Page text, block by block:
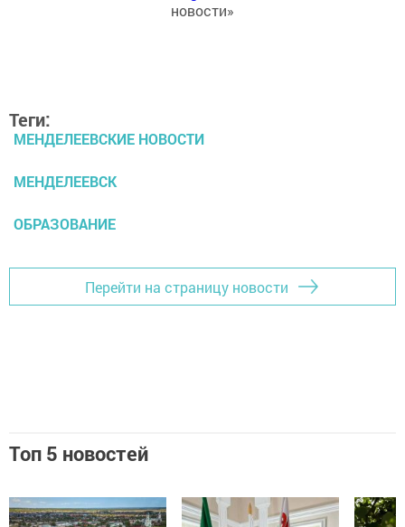
новости»
Теги:
МЕНДЕЛЕЕВСКИЕ НОВОСТИ
МЕНДЕЛЕЕВСК
ОБРАЗОВАНИЕ
Перейти на страницу новости
Топ 5 новостей